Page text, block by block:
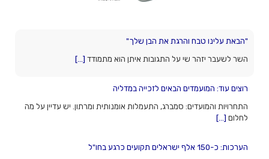
רוצים עוד: המועמדים הבאים לזכייה במדליה
התחרויות והמועדים: סמברג, התעמלות אומנותית ומרתון. יש עדיין על מה
בזו אחר זו כל החברות הזרות מבטלות טיסות לכאן
"הבאת עלינו טבח והרגת את הבן שלך"